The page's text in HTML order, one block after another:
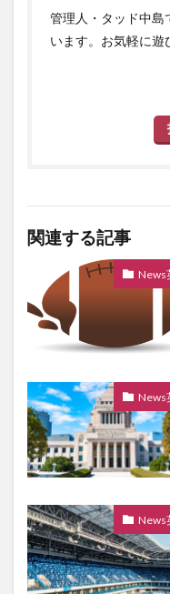
管理人・タッド中島
います。お気軽に遊
関連する記事
News
News
News